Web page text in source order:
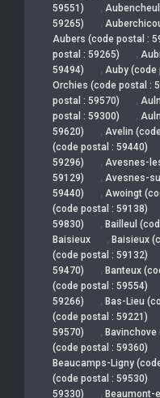
59551)
,
59265)
,
Aubers (code postal :
postal : 59265)
,
59494)
, Auby (code
Orchies (code postal :
postal : 59570)
,
postal : 59300)
,
59620)
, Avelin
(code postal : 59440)
59296)
, Avesnes-
59129)
, Avesnes-
59440)
, Awoingt
(code postal : 59138)
59830)
, Bailleul
Baisieux , Baisieux
(code postal : 59132)
59470)
, Banteux
(code postal : 59554)
59266)
, Bas-Lieu
(code postal : 59221)
59570)
,
(code postal : 59360)
Beaucamps-Ligny
(code postal : 59530)
59330)
, Beaumont-